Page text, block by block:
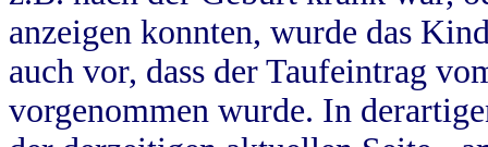
anzeigen konnten, wurde das
auch vor, dass der Taufeintrag
vorgenommen wurde. In